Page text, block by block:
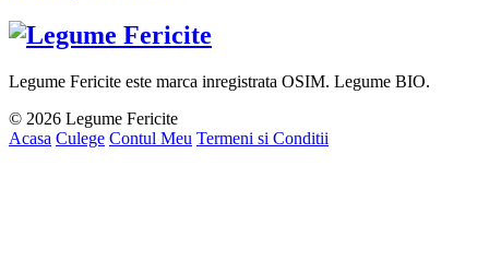
Legume Fericite este marca inregistrata OSIM. Legume BIO.
© 2026 Legume Fericite
Acasa Culege Contul Meu Termeni si Conditii